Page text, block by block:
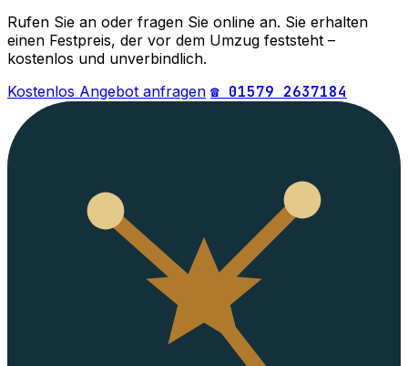
Rufen Sie an oder fragen Sie online an. Sie erhalten
einen Festpreis, der vor dem Umzug feststeht –
kostenlos und unverbindlich.
Kostenlos Angebot anfragen ☎ 01579 2637184